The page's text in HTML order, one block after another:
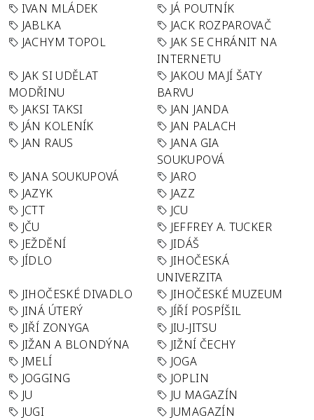
IVAN MLÁDEK
JÁ POUTNÍK
JABLKA
JACK ROZPAROVAČ
JACHYM TOPOL
JAK SE CHRÁNIT NA
INTERNETU
JAK SI UDĚLAT
MODŘINU
JAKOU MAJÍ ŠATY
BARVU
JAKSI TAKSI
JAN JANDA
JÁN KOLENÍK
JAN PALACH
JAN RAUS
JANA GIA
SOUKUPOVÁ
JANA SOUKUPOVÁ
JARO
JAZYK
JAZZ
JCTT
JCU
JČU
JEFFREY A. TUCKER
JEŽDĚNÍ
JIDÁŠ
JÍDLO
JIHOČESKÁ
UNIVERZITA
JIHOČESKÉ DIVADLO
JIHOČESKÉ MUZEUM
JINÁ ÚTERÝ
JÍŘÍ POSPÍŠIL
JIŘÍ ZONYGA
JIU-JITSU
JIŽAN A BLONDÝNA
JIŽNÍ ČECHY
JMELÍ
JOGA
JOGGING
JOPLIN
JU
JU MAGAZÍN
JUGI
JUMAGAZÍN